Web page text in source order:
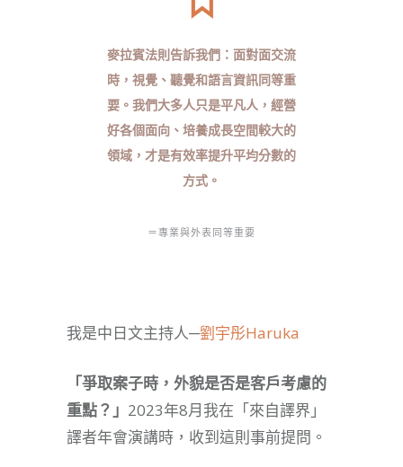
​麥拉賓法則告訴我們：面對面交流
時，視覺、聽覺和語言資訊同等重
要。我們大多人只是平凡人，經營
好各個面向、培養成長空間較大的
領域，才是有效率提升平均分數的
方式。
＝專業與外表同等重要
我是中日文主持人─劉宇彤Haruka
「爭取案子時，外貌是否是客戶考慮的
重點？」 2023年8月我在「來自譯界」
譯者年會演講時，收到這則事前提問。